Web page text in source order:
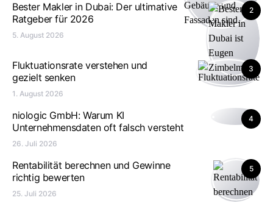
2
Bester Makler in Dubai: Der ultimative
Ratgeber für 2026
5. August 2026
3
Fluktuationsrate verstehen und
gezielt senken
1. August 2026
4
niologic GmbH: Warum KI
Unternehmensdaten oft falsch versteht
26. Juli 2026
5
Rentabilität berechnen und Gewinne
richtig bewerten
25. Juli 2026